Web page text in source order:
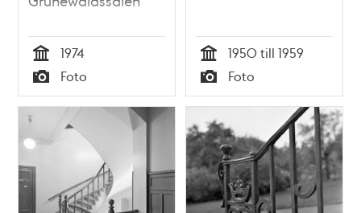
Tid
1974
Typ
Foto Tid
1950 till 1959
Typ
Foto